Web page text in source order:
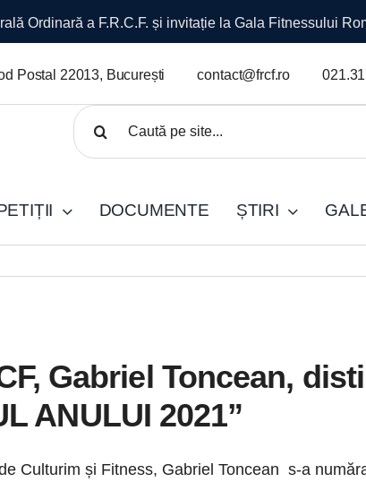
OVERALL – Campionatul Național
Postal 22013, București contact@frcf.ro
Cautare...
DOCUMENTE ȘTIRI
Gabriel Toncean,
ANULUI 2021”
Culturim și Fitness, Gabriel Toncean s-a